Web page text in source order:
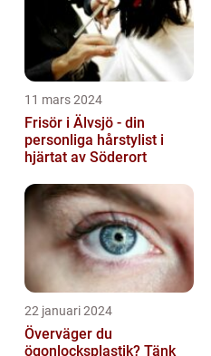
11 mars 2024
Frisör i Älvsjö - din
personliga hårstylist i
hjärtat av Söderort
22 januari 2024
Överväger du
ögonlocksplastik? Tänk